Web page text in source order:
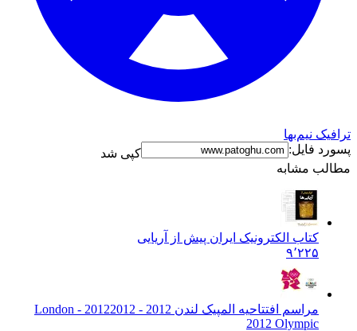
ترافیک نیم‌بها
پسورد فایل:
کپی شد
مطالب مشابه
کتاب الکترونیک ایران پیش از آریایی
۹٬۲۲۵
مراسم افتتاحیه المپیک لندن 2012 - 2012
2012 - London
2012 Olympic